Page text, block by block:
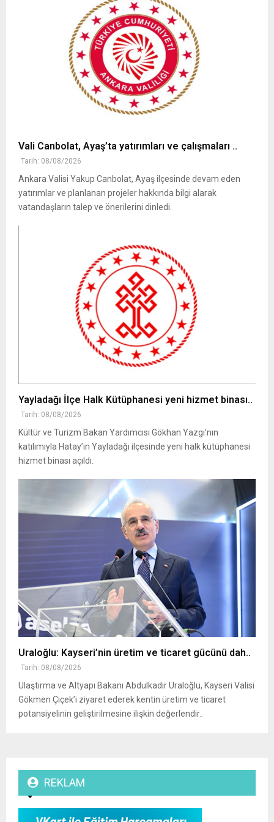
Vali Canbolat, Ayaş’ta yatırımları ve çalışmaları ..
Tarih: 08/08/2026
Ankara Valisi Yakup Canbolat, Ayaş ilçesinde devam eden
yatırımlar ve planlanan projeler hakkında bilgi alarak
vatandaşların talep ve önerilerini dinledi.
Yayladağı İlçe Halk Kütüphanesi yeni hizmet binası..
Tarih: 08/08/2026
Kültür ve Turizm Bakan Yardımcısı Gökhan Yazgı’nın
katılımıyla Hatay’ın Yayladağı ilçesinde yeni halk kütüphanesi
hizmet binası açıldı.
Uraloğlu: Kayseri’nin üretim ve ticaret gücünü dah..
Tarih: 08/08/2026
Ulaştırma ve Altyapı Bakanı Abdulkadir Uraloğlu, Kayseri Valisi
Gökmen Çiçek’i ziyaret ederek kentin üretim ve ticaret
potansiyelinin geliştirilmesine ilişkin değerlendir..
REKLAM